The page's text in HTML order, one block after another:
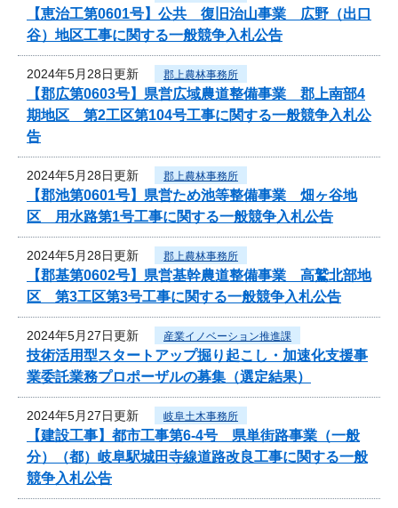
【恵治工第0601号】公共 復旧治山事業 広野（出口
谷）地区工事に関する一般競争入札公告
2024年5月28日更新 郡上農林事務所
【郡広第0603号】県営広域農道整備事業 郡上南部4
期地区 第2工区第104号工事に関する一般競争入札公
告
2024年5月28日更新 郡上農林事務所
【郡池第0601号】県営ため池等整備事業 畑ヶ谷地
区 用水路第1号工事に関する一般競争入札公告
2024年5月28日更新 郡上農林事務所
【郡基第0602号】県営基幹農道整備事業 高鷲北部地
区 第3工区第3号工事に関する一般競争入札公告
2024年5月27日更新 産業イノベーション推進課
技術活用型スタートアップ掘り起こし・加速化支援事
業委託業務プロポーザルの募集（選定結果）
2024年5月27日更新 岐阜土木事務所
【建設工事】都市工事第6-4号 県単街路事業（一般
分）（都）岐阜駅城田寺線道路改良工事に関する一般
競争入札公告